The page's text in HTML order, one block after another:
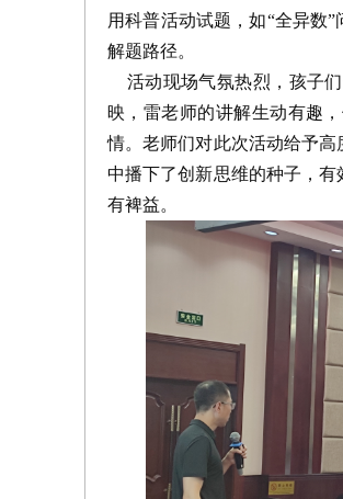
用科普活动试题，如“全异数
解题路径。
活动现场气氛热烈，孩子们
映，雷老师的讲解生动有趣
情。老师们对此次活动给予
中播下了创新思维的种子，
有裨益。